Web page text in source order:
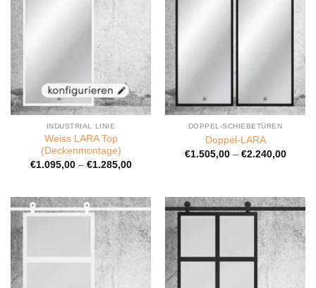
INDUSTRIAL LINIE
Weiss LARA Top
(Deckenmontage)
€1.095,00– €1.285,00
DOPPEL-SCHIEBETÜREN
Doppel-LARA
€1.505,00– €2.240,00